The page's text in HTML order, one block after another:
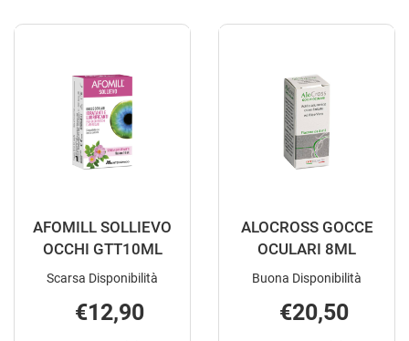
SC
SC
AFOMILL SOLLIEVO
OCCHI GTT10ML
Scarsa Disponibilità
€12,90
ALOCROSS GOCCE
OCULARI 8ML
Buona Disponibilità
€20,50